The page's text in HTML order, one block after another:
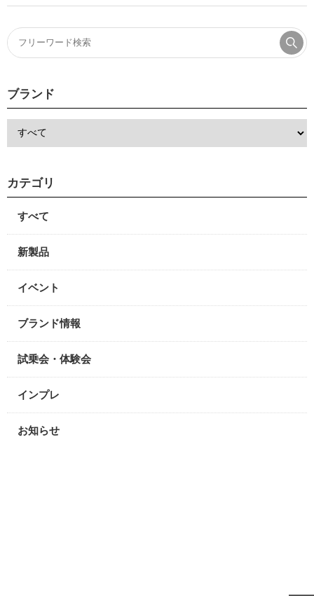
ブランド
カテゴリ
すべて
新製品
イベント
ブランド情報
試乗会・体験会
インプレ
お知らせ